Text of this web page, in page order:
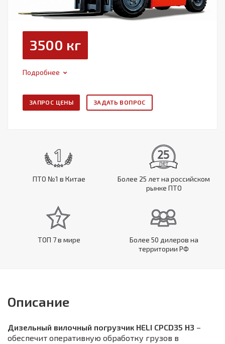
3500 кг
Подробнее
ЗАПРОС ЦЕНЫ ЗАДАТЬ ВОПРОС
ПТО №1 в Китае
Более 25 лет на российском
рынке ПТО
ТОП 7 в мире
Более 50 дилеров на
территории РФ
Описание
Дизельный вилочный погрузчик HELI CPCD35 H3 –
обеспечит оперативную обработку грузов в